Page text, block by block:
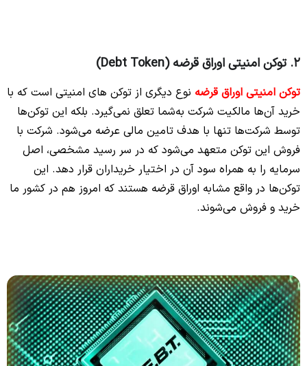
2. توکن امنیتی اوراق قرضه (Debt Token)
توکن امنیتی اوراق قرضه نوع دیگری از توکن‌ های امنیتی است که با
خرید آن‌ها مالکیت شرکت به‌شما تعلق نمی‌گیرد. بلکه این توکن‌ها
توسط شرکت‌ها تنها با هدف تامین مالی عرضه می‌شود. شرکت با
فروش این توکن متعهد می‌شود که در سر رسید مشخصی، اصل
سرمایه را به همراه سود آن در اختیار خریداران قرار دهد. این
توکن‌ها در واقع مشابه اوراق قرضه هستند که امروز هم در کشور ما
خرید و فروش می‌شوند.